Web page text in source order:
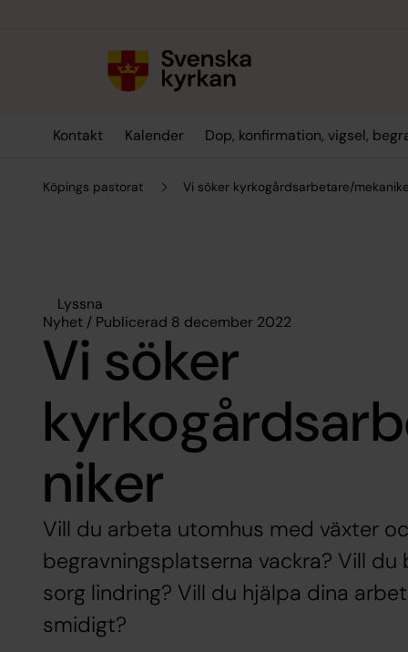
Kontakt Kalender Dop, konfirmation, vigsel,
Köpings pastorat Vi söker kyrkogårdsarbetare/
Lyssna
Nyhet / Publicerad 8 december 2022
Vi söker
niker
Vill du arbeta utomhus med växter
begravningsplatserna vackra? Vill
sorg lindring? Vill du hjälpa dina
smidigt?